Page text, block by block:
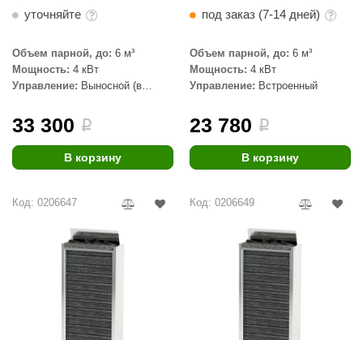
уточняйте
Объем парной, до: 6 м³
Мощность: 4 кВт
Управление: Выносной (в
33 300 i
В корзину
под заказ (7-14 дней)
Объем парной, до: 6 м³
Мощность: 4 кВт
Управление: Встроенный
23 780 i
В корзину
Код: 0206647 Код: 0206649